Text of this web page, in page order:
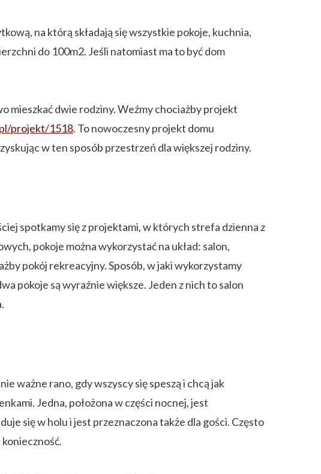
na którą składają się wszystkie pokoje, kuchnia,
do 100m2. Jeśli natomiast ma to być dom
mieszkać dwie rodziny. Weźmy chociażby projekt
projekt/1518. To nowoczesny projekt domu
w ten sposób przestrzeń dla większej rodziny.
spotkamy się z projektami, w których strefa dzienna z
pokoje można wykorzystać na układ: salon,
pokój rekreacyjny. Sposób, w jaki wykorzystamy
pokoje są wyraźnie większe. Jeden z nich to salon
ważne rano, gdy wszyscy się speszą i chcą jak
Jedna, położona w części nocnej, jest
się w holu i jest przeznaczona także dla gości. Często